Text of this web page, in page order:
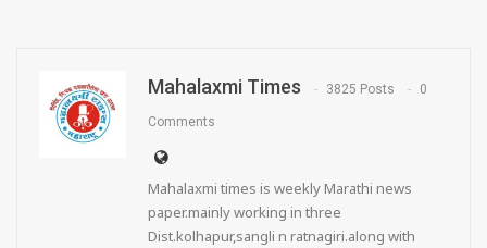
Mahalaxmi Times 3825 Posts 0
Comments
Mahalaxmi times is weekly Marathi news
paper.mainly working in three
Dist.kolhapur,sangli n ratnagiri.along with